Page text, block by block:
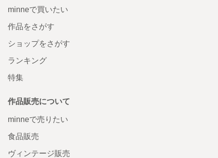
minneで買いたい
作品をさがす
ショップをさがす
ランキング
特集
作品販売について
minneで売りたい
食品販売
ヴィンテージ販売